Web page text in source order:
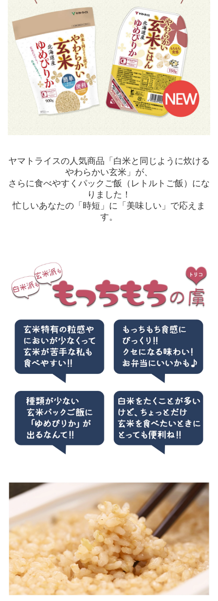
ヤマトライスの人気商品「白米と同じように炊ける
やわらかい玄米」が、
さらに食べやすくパックご飯（レトルトご飯）にな
りました！
忙しいあなたの「時短」に「美味しい」で応えま
す。